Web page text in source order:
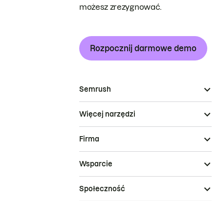
możesz zrezygnować.
Rozpocznij darmowe demo
Semrush
Więcej narzędzi
Firma
Wsparcie
Społeczność